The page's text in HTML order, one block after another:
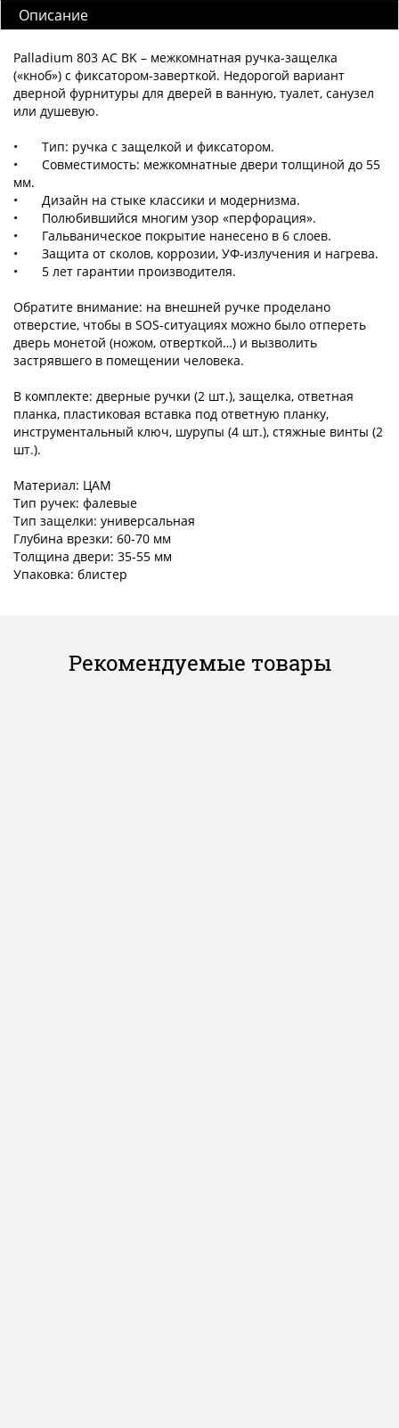
Описание
Palladium 803 AC BK – межкомнатная ручка-защелка
(«кноб») с фиксатором-заверткой. Недорогой вариант
дверной фурнитуры для дверей в ванную, туалет, санузел
или душевую.
•
Тип: ручка с защелкой и фиксатором.
•
Совместимость: межкомнатные двери толщиной до 55
мм.
•
Дизайн на стыке классики и модернизма.
•
Полюбившийся многим узор «перфорация».
•
Гальваническое покрытие нанесено в 6 слоев.
•
Защита от сколов, коррозии, УФ-излучения и нагрева.
•
5 лет гарантии производителя.
Обратите внимание: на внешней ручке проделано
отверстие, чтобы в SOS-ситуациях можно было отпереть
дверь монетой (ножом, отверткой…) и вызволить
застрявшего в помещении человека.
В комплекте: дверные ручки (2 шт.), защелка, ответная
планка, пластиковая вставка под ответную планку,
инструментальный ключ, шурупы (4 шт.), стяжные винты (2
шт.).
Материал: ЦАМ
Тип ручек: фалевые
Тип защелки: универсальная
Глубина врезки: 60-70 мм
Толщина двери: 35-55 мм
Упаковка: блистер
Рекомендуемые товары